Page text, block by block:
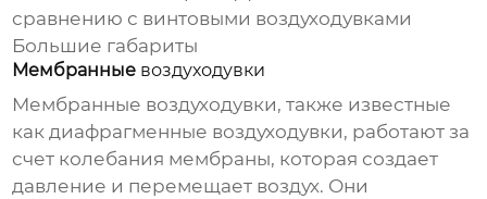
сравнению с винтовыми воздуходувками
Большие габариты
Мембранные воздуходувки
Мембранные воздуходувки, также известные
как диафрагменные воздуходувки, работают за
счет колебания мембраны, которая создает
давление и перемещает воздух. Они